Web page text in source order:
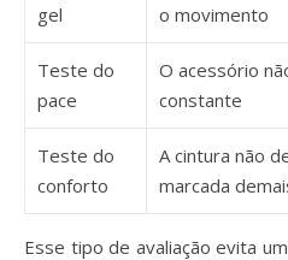
gel
o movimento
Teste do
pace
O acessório
constante
Teste do
conforto
A cintura não
marcada
Esse tipo de avaliação evita